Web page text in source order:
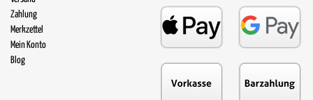
Zahlung
Merkzettel
Mein Konto
Blog